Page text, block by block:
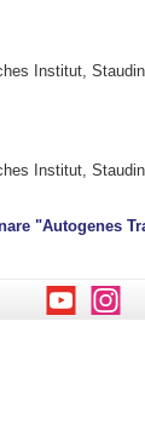
Institut,
Institut,
"Autogenes
Youtube